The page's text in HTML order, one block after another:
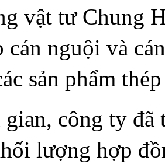
vật tư Chung
cán nguội và
sản phẩm
công ty đã
lượng hợp